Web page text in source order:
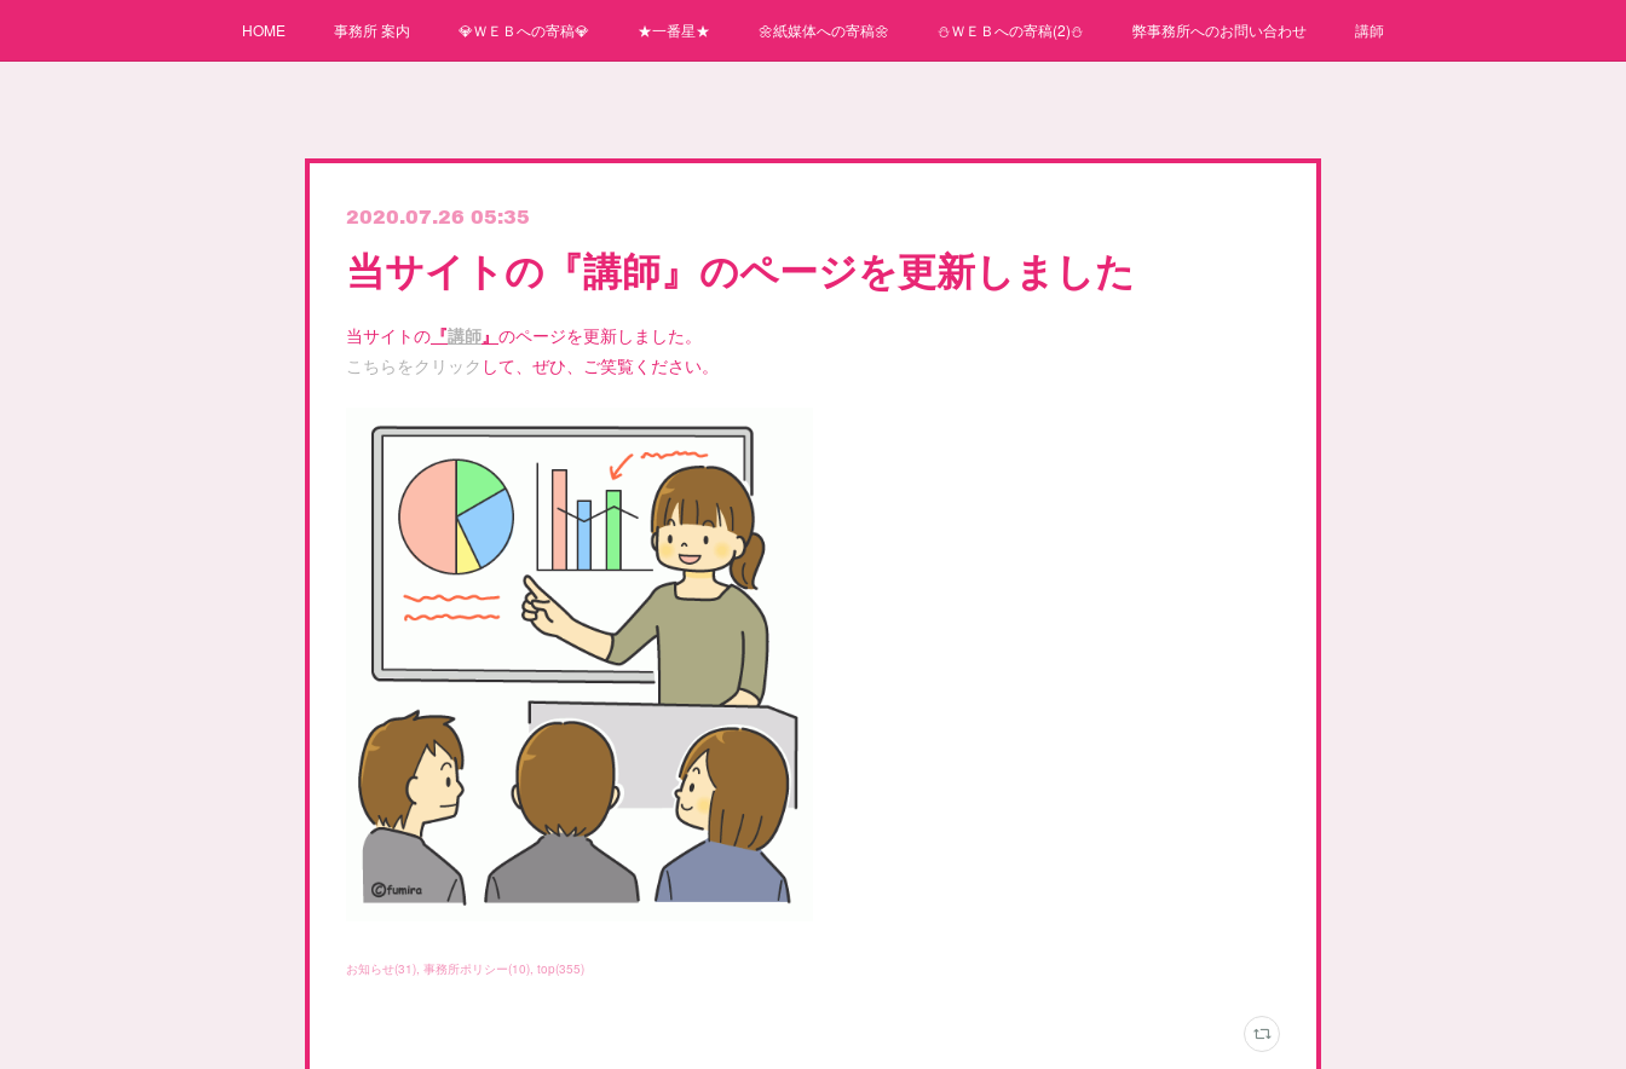
HOME 事務所 案内 💎ＷＥＢへの寄稿💎 ★一番星★ 🌼紙媒体への寄稿🌼 ⛄ＷＥＢへの寄稿(2)⛄ 弊事務所へのお問い合わせ 講師
2020.07.26 05:35
当サイトの『講師』のページを更新しました
当サイトの 『講師』 のページを更新しました。
こちらをクリック して、ぜひ、ご笑覧ください。
お知らせ(31) 事務所ポリシー(10) top(355)